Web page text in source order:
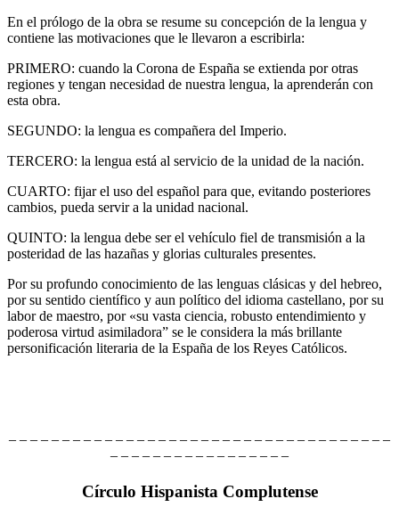
En el prólogo de la obra se resume su concepción de la lengua y
contiene las motivaciones que le llevaron a escribirla:
PRIMERO: cuando la Corona de España se extienda por otras
regiones y tengan necesidad de nuestra lengua, la aprenderán con
esta obra.
SEGUNDO: la lengua es compañera del Imperio.
TERCERO: la lengua está al servicio de la unidad de la nación.
CUARTO: fijar el uso del español para que, evitando posteriores
cambios, pueda servir a la unidad nacional.
QUINTO: la lengua debe ser el vehículo fiel de transmisión a la
posteridad de las hazañas y glorias culturales presentes.
Por su profundo conocimiento de las lenguas clásicas y del hebreo,
por su sentido científico y aun político del idioma castellano, por su
labor de maestro, por «su vasta ciencia, robusto entendimiento y
poderosa virtud asimiladora” se le considera la más brillante
personificación literaria de la España de los Reyes Católicos.
– – – – – – – – – – – – – – – – – – – – – – – – – – – – – – – – – – – –
– – – – – – – – – – – – – – – – –
Círculo Hispanista Complutense